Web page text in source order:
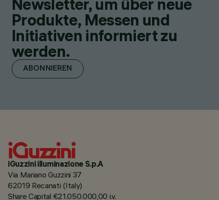
Newsletter, um über neue
Produkte, Messen und
Initiativen informiert zu
werden.
ABONNIEREN
iGuzzini illuminazione S.p.A
Via Mariano Guzzini 37
62019 Recanati (Italy)
Share Capital €21.050.000,00 i.v.